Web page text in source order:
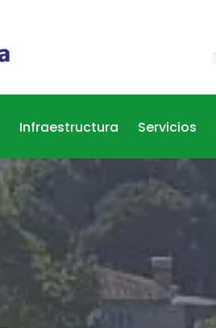
Infraestructura Servicios